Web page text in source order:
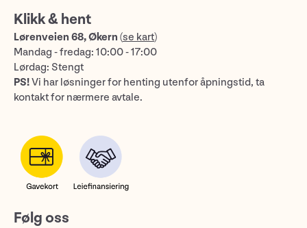
Klikk & hent
Lørenveien 68, Økern (se kart)
Mandag - fredag: 10:00 - 17:00
Lørdag: Stengt
PS!Vi har løsninger for henting utenfor åpningstid, ta
kontakt for nærmere avtale.
Følg oss